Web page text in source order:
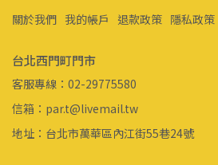
關於我們 我的帳戶 退款政策 隱私政策
台北西門町門市
客服專線：02-29775580
信箱：par.t@livemail.tw
地址：台北市萬華區內江街55巷24號